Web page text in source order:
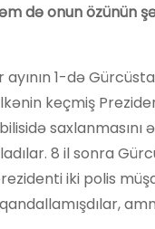
də onun özünün
1-də
keçmiş
saxlanmasını
8 il sonra
iki polis